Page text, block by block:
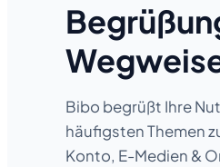
Bibo begrüßt Ihre
häufigsten Themen
Konto, E-Medien &